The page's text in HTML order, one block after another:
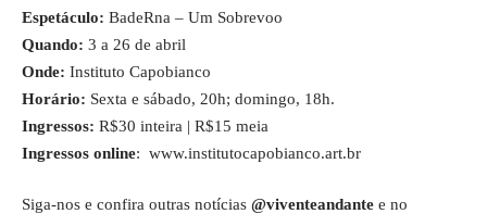
Espetáculo: BadeRna – Um Sobrevoo
Quando: 3 a 26 de abril
Onde: Instituto Capobianco
Horário: Sexta e sábado, 20h; domingo, 18h.
Ingressos: R$30 inteira | R$15 meia
Ingressos online: www.institutocapobianco.art.br
Siga-nos e confira outras notícias @viventeandante e no